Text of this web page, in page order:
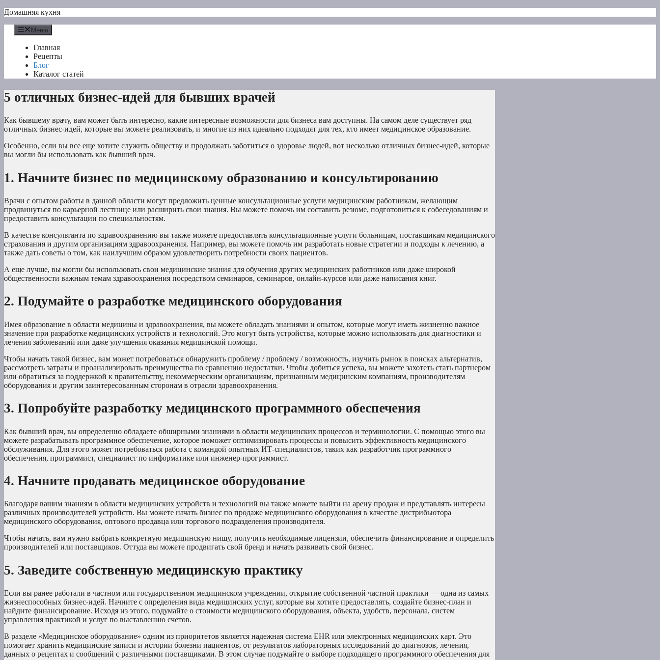
Перейти
содержимому
Домашняя кухня
Меню
Главная
Рецепты
Блог
Каталог статей
5 отличных бизнес-идей для бывших врачей
Как бывшему врачу, вам может быть интересно, какие интересные возможности для бизнеса вам доступны. На самом деле существует ряд
отличных бизнес-идей, которые вы можете реализовать, и многие из них идеально подходят для тех, кто имеет медицинское образование.
Особенно, если вы все еще хотите служить обществу и продолжать заботиться о здоровье людей, вот несколько отличных бизнес-идей, которые
вы могли бы использовать как бывший врач.
1. Начните бизнес по медицинскому образованию и консультированию
Врачи с опытом работы в данной области могут предложить ценные консультационные услуги медицинским работникам, желающим
продвинуться по карьерной лестнице или расширить свои знания. Вы можете помочь им составить резюме, подготовиться к собеседованиям и
предоставить консультации по специальностям.
В качестве консультанта по здравоохранению вы также можете предоставлять консультационные услуги больницам, поставщикам медицинского
страхования и другим организациям здравоохранения. Например, вы можете помочь им разработать новые стратегии и подходы к лечению, а
также дать советы о том, как наилучшим образом удовлетворить потребности своих пациентов.
А еще лучше, вы могли бы использовать свои медицинские знания для обучения других медицинских работников или даже широкой
общественности важным темам здравоохранения посредством семинаров, семинаров, онлайн-курсов или даже написания книг.
2. Подумайте о разработке медицинского оборудования
Имея образование в области медицины и здравоохранения, вы можете обладать знаниями и опытом, которые могут иметь жизненно важное
значение при разработке медицинских устройств и технологий. Это могут быть устройства, которые можно использовать для диагностики и
лечения заболеваний или даже улучшения оказания медицинской помощи.
Чтобы начать такой бизнес, вам может потребоваться обнаружить проблему / проблему / возможность, изучить рынок в поисках альтернатив,
рассмотреть затраты и проанализировать преимущества по сравнению недостатки. Чтобы добиться успеха, вы можете захотеть стать партнером
или обратиться за поддержкой к правительству, некоммерческим организациям, признанным медицинским компаниям, производителям
оборудования и другим заинтересованным сторонам в отрасли здравоохранения.
3. Попробуйте разработку медицинского программного обеспечения
Как бывший врач, вы определенно обладаете обширными знаниями в области медицинских процессов и терминологии. С помощью этого вы
можете разрабатывать программное обеспечение, которое поможет оптимизировать процессы и повысить эффективность медицинского
обслуживания. Для этого может потребоваться работа с командой опытных ИТ-специалистов, таких как разработчик программного
обеспечения, программист, специалист по информатике или инженер-программист.
4. Начните продавать медицинское оборудование
Благодаря вашим знаниям в области медицинских устройств и технологий вы также можете выйти на арену продаж и представлять интересы
различных производителей устройств. Вы можете начать бизнес по продаже медицинского оборудования в качестве дистрибьютора
медицинского оборудования, оптового продавца или торгового подразделения производителя.
Чтобы начать, вам нужно выбрать конкретную медицинскую нишу, получить необходимые лицензии, обеспечить финансирование и определить
производителей или поставщиков. Оттуда вы можете продвигать свой бренд и начать развивать свой бизнес.
5. Заведите собственную медицинскую практику
Если вы ранее работали в частном или государственном медицинском учреждении, открытие собственной частной практики — одна из самых
жизнеспособных бизнес-идей. Начните с определения вида медицинских услуг, которые вы хотите предоставлять, создайте бизнес-план и
найдите финансирование. Исходя из этого, подумайте о стоимости медицинского оборудования, объекта, удобств, персонала, систем
управления практикой и услуг по выставлению счетов.
В разделе «Медицинское оборудование» одним из приоритетов является надежная система EHR или электронных медицинских карт. Это
помогает хранить медицинские записи и истории болезни пациентов, от результатов лабораторных исследований до диагнозов, лечения,
данных о рецептах и сообщений с различными поставщиками. В этом случае подумайте о выборе подходящего программного обеспечения для